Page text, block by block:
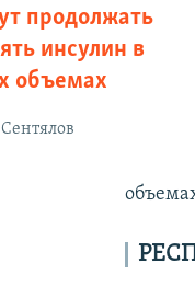
продолжать
инсулин в
объемах